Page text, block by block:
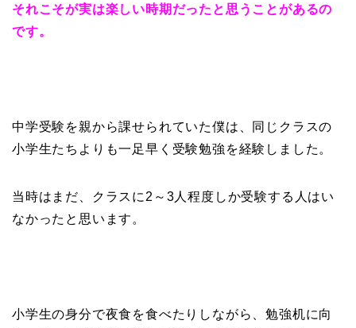
それこそが実は楽しい時期だったと思うことがあるの
です。
中学受験を親から課せられていた僕は、同じクラスの
小学生たちよりも一足早く受験勉強を経験しました。
当時はまだ、クラスに2～3人程度しか受験する人はい
なかったと思います。
小学生の身分で夜食を食べたりしながら、勉強机に向